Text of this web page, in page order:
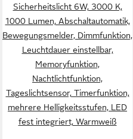
Sicherheitslicht 6W, 3000 K,
1000 Lumen, Abschaltautomatik,
Bewegungsmelder, Dimmfunktion,
Leuchtdauer einstellbar,
Memoryfunktion,
Nachtlichtfunktion,
Tageslichtsensor, Timerfunktion,
mehrere Helligkeitsstufen, LED
fest integriert, Warmweiß